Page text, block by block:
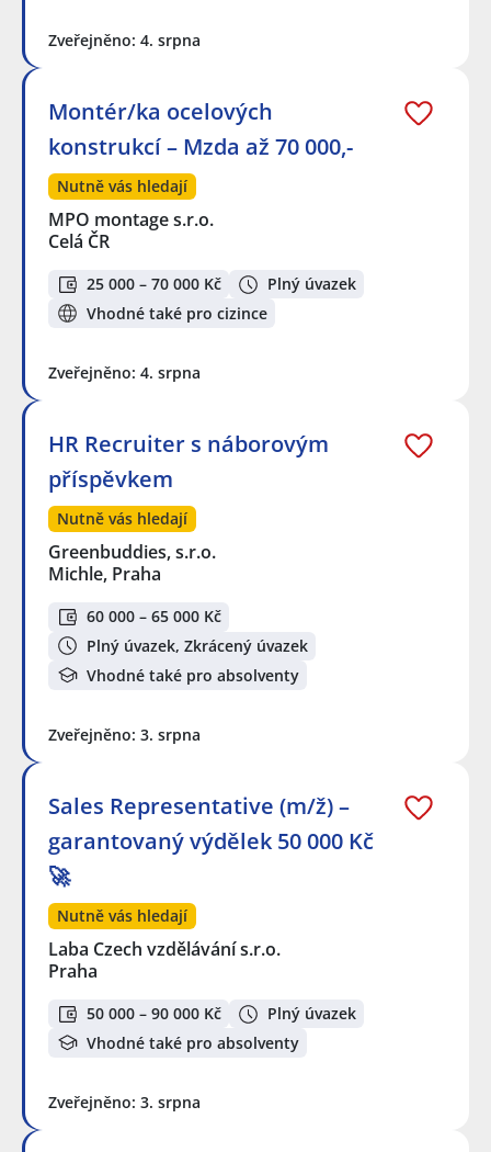
Zveřejněno: 4. srpna
Montér/ka ocelových
konstrukcí – Mzda až 70 000,-
Nutně vás hledají
MPO montage s.r.o.
Celá ČR
25 000 – 70 000 Kč
Plný úvazek
Vhodné také pro cizince
Zveřejněno: 4. srpna
HR Recruiter s náborovým
příspěvkem
Nutně vás hledají
Greenbuddies, s.r.o.
Michle, Praha
60 000 – 65 000 Kč
Plný úvazek, Zkrácený úvazek
Vhodné také pro absolventy
Zveřejněno: 3. srpna
Sales Representative (m/ž) –
garantovaný výdělek 50 000 Kč
🚀
Nutně vás hledají
Laba Czech vzdělávání s.r.o.
Praha
50 000 – 90 000 Kč
Plný úvazek
Vhodné také pro absolventy
Zveřejněno: 3. srpna